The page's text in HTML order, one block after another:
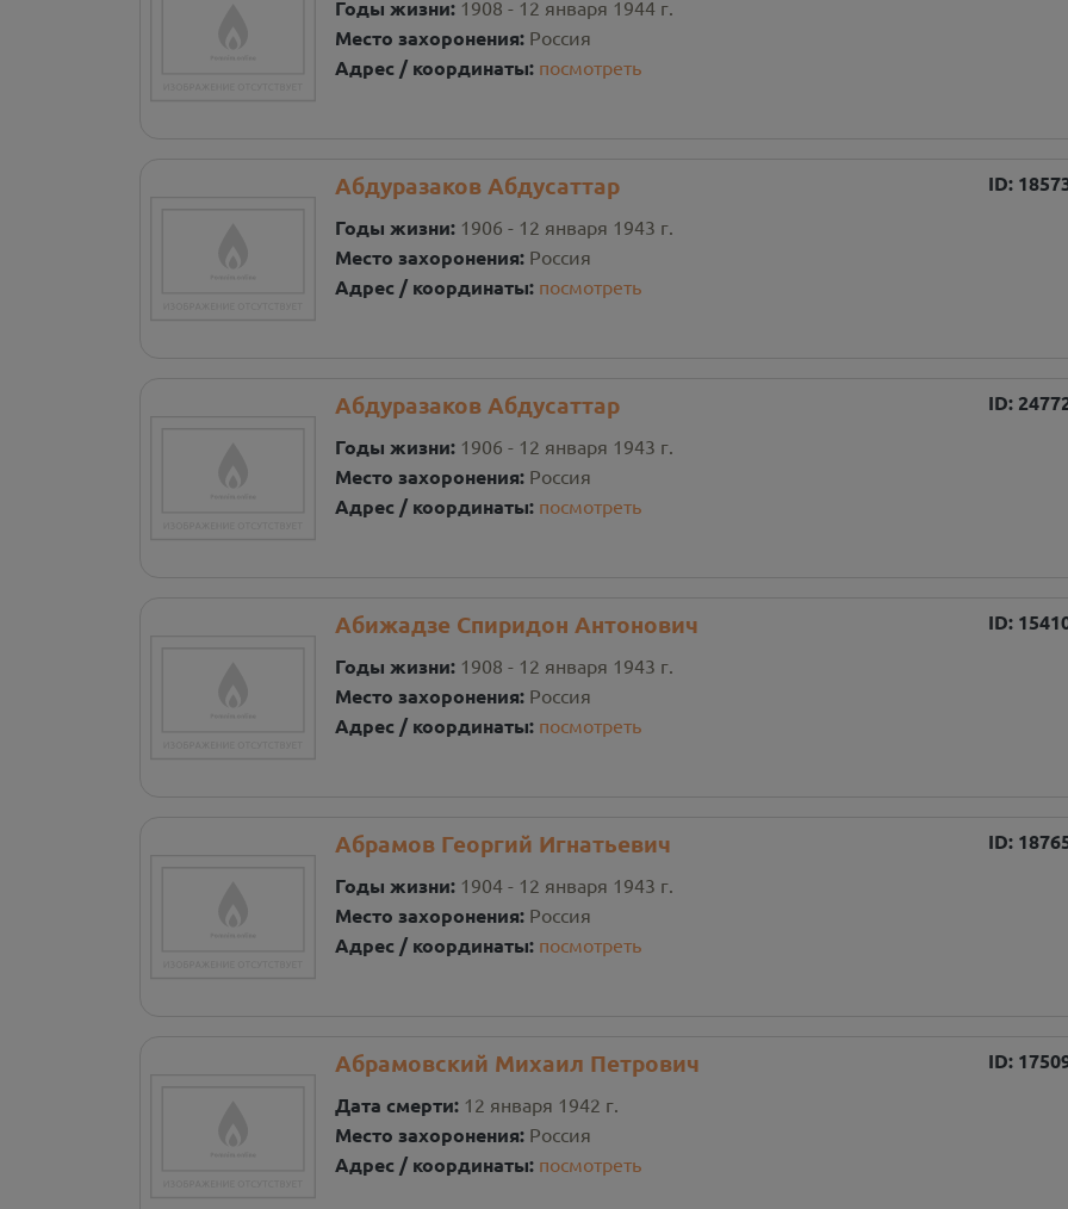
Годы жизни: 1908 - 12 января 1944 г.
Место захоронения: Россия
Адрес / координаты: посмотреть
Абдуразаков Абдусаттар ID:
Годы жизни: 1906 - 12 января 1943 г.
Место захоронения: Россия
Адрес / координаты: посмотреть
Абдуразаков Абдусаттар ID:
Годы жизни: 1906 - 12 января 1943 г.
Место захоронения: Россия
Адрес / координаты: посмотреть
Абижадзе Спиридон Антонович ID:
Годы жизни: 1908 - 12 января 1943 г.
Место захоронения: Россия
Адрес / координаты: посмотреть
Абрамов Георгий Игнатьевич ID:
Годы жизни: 1904 - 12 января 1943 г.
Место захоронения: Россия
Адрес / координаты: посмотреть
Абрамовский Михаил Петрович ID:
Дата смерти: 12 января 1942 г.
Место захоронения: Россия
Адрес / координаты: посмотреть